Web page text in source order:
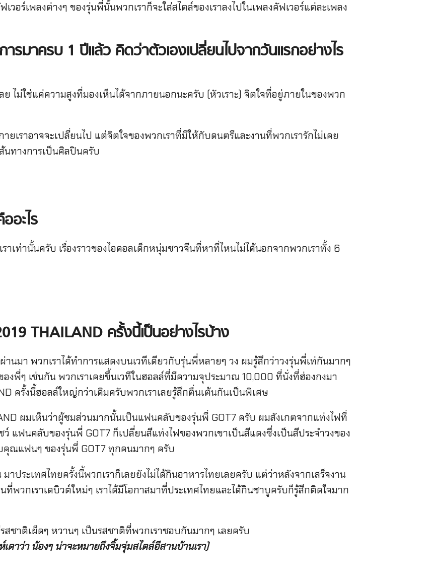
วอร์เพลงต่างๆ ของรุ่นพี่นั้นพวกเราก็จะใส่สไตล์ของเราลงไปในเพลงคัฟเวอร์แต่ละเพลง
มาครบ 1 ปีแล้ว คิดว่าตัวเองเปลี่ยนไปจากวันแรกอย่างไร
ไม่ใช่แค่ความสูงที่มองเห็นได้จากภายนอกนะครับ (หัวเราะ) จิตใจที่อยู่ภายในของพวก
ยเราอาจจะเปลี่ยนไป แต่จิตใจของพวกเราที่มีให้กับดนตรีและงานที่พวกเรารักไม่เคย
นทางการเป็นศิลปินครับ
อะไร
ราเท่านั้นครับ เรื่องราวของไอดอลเด็กหนุ่มชาวจีนที่หาที่ไหนไม่ได้นอกจากพวกเราทั้ง 6
THAILAND ครั้งนี้เป็นอย่างไรบ้าง
านมา พวกเราได้ทำการแสดงบนเวทีเดียวกับรุ่นพี่หลายๆ วง ผมรู้สึกว่าวงรุ่นพี่เท่กันมากๆ
องพี่ๆ เช่นกัน พวกเราเคยขึ้นเวทีในฮอลล์ที่มีความจุประมาณ 10,000 ที่นั่งที่ฮ่องกงมา
ครั้งนี้ฮอลล์ใหญ่กว่าเดิมครับพวกเราเลยรู้สึกตื่นเต้นกันเป็นพิเศษ
ผมเห็นว่าผู้ชมส่วนมากนั้นเป็นแฟนคลับของรุ่นพี่ GOT7 ครับ ผมสังเกตจากแท่งไฟที่
แฟนคลับของรุ่นพี่ GOT7 ก็เปลี่ยนสีแท่งไฟของพวกเขาเป็นสีแดงซึ่งเป็นสีประจำวงของ
คุณแฟนๆ ของรุ่นพี่ GOT7 ทุกคนมากๆ ครับ
ประเทศไทยครั้งนี้พวกเราก็เลยยังไม่ได้กินอาหารไทยเลยครับ แต่ว่าหลังจากเสร็จงาน
พวกเราเดบิวต์ใหม่ๆ เราได้มีโอกาสมาที่ประเทศไทยและได้กินชาบูครับก็รู้สึกติดใจมาก
ชาติเผ็ดๆ หวานๆ เป็นรสชาติที่พวกเราชอบกันมากๆ เลยครับ
ดาว่า น้องๆ น่าจะหมายถึงจิ้มจุ่มสไตล์อีสานบ้านเรา)